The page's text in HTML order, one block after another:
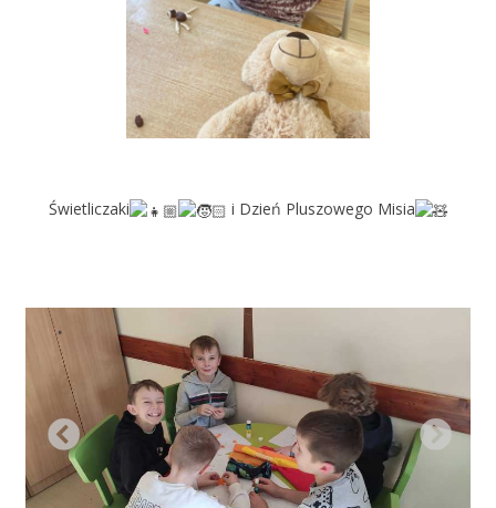
Świetliczaki i Dzień Pluszowego Misia